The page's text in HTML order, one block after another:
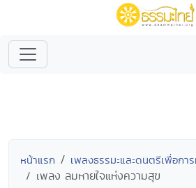
หน้าแรก เพลงธรรมะและดนตรีเพื่อกา
เพลง ลมหายใจแห่งความสุข